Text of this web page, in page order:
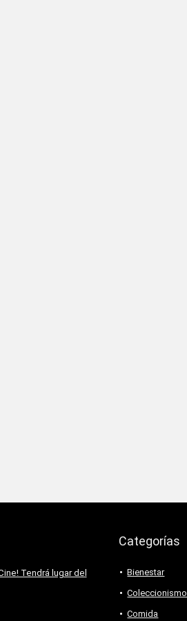
Tendrá lugar del
Categorías
Bienestar
Coleccionismo
Comida